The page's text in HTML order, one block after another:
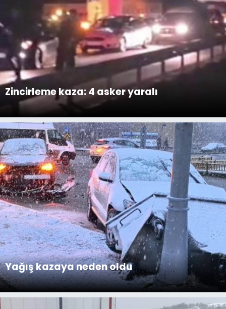
Zincirleme kaza: 4 asker yaralı
Yağış kazaya neden oldu